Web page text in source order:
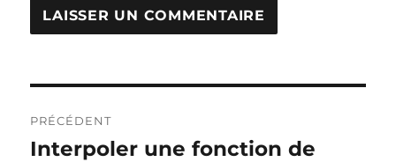
de
PRÉCÉDENT
Publication
Interpoler une fonction de